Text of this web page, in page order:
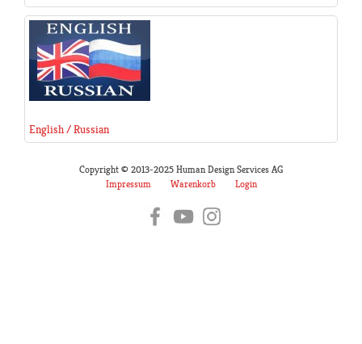
English / Russian
Copyright © 2013-2025 Human Design Services AG
Impressum
Warenkorb Login